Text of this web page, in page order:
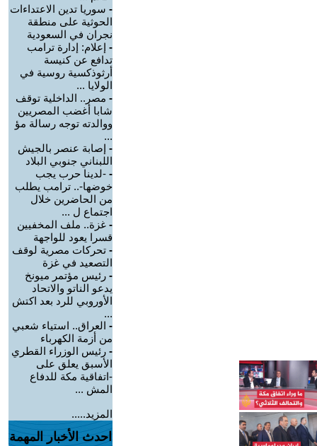
- سوريا تدين الاعتداءات
الحوثية على منطقة
نجران في السعودية
- إعلام: إدارة ترامب
تدافع عن كنيسة
أرثوذكسية روسية في
الولايا ...
- مصر.. الداخلية توقف
شابا أغضب المصريين
ووالدته توجه رسالة مؤ
...
- إصابة عنصر بالجيش
اللبناني جنوبي البلاد
- -لدينا حرب يجب
خوضها-.. ترامب يطلب
من الحاضرين خلال
اجتماع ل ...
- غزة.. ملف المخفيين
قسرا يعود للواجهة
- تحركات مصرية لوقف
التصعيد في غزة
- رئيس مؤتمر ميونخ
يدعو الناتو والاتحاد
الأوروبي للرد بعد اكتش
...
- العراق.. استياء شعبي
من أزمة الكهرباء
- رئيس الوزراء القطري
الأسبق يعلق على
-اتفاقية مكة للدفاع
المش ...
المزيد.....
احدث الأخبار المهمة